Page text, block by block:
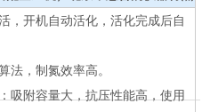
，开机自动活化，活化完成后自
法，制氮效率高。
吸附容量大，抗压性能高，使用